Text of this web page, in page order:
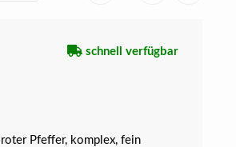
schnell verfügbar
Pfeffer, komplex, fein